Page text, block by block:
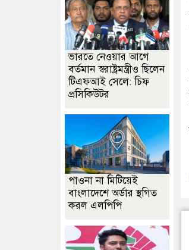
ভারতে নেওয়ার আগে
বর্তমান স্বরাষ্ট্রমন্ত্রীও ছিলেন
টিএফআই সেলে: চিফ
প্রসিকিউটর
পাওনা না মিটিয়েই
বাংলাদেশে অর্ডার স্থগিত
করল এলপিপি